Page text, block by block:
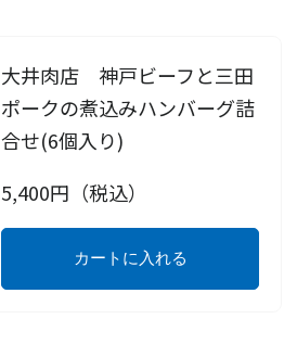
大井肉店 神戸ビーフと三田
ポークの煮込みハンバーグ詰
合せ(6個入り)
5,400円（税込）
カートに入れる